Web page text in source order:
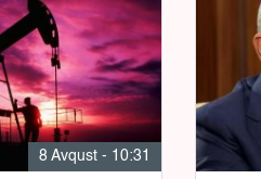
8 Avqust - 10:31